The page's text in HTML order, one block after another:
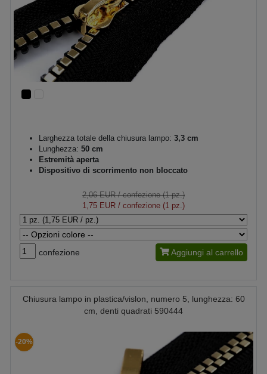
Larghezza totale della chiusura lampo: 3,3 cm
Lunghezza: 50 cm
Estremità aperta
Dispositivo di scorrimento non bloccato
2,06 EUR/ confezione (1 pz.)
1,75 EUR / confezione (1 pz.)
confezione Aggiungi al carrello
Chiusura lampo in plastica/vislon, numero 5, lunghezza: 60
cm, denti quadrati 590444
-20%